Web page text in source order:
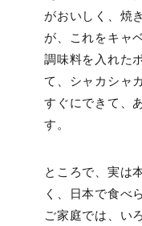
がおいしく、焼
が、これをキャ
調味料を入れた
て、シャカシャ
すぐにできて、
す。
ところで、実は
く、日本で食べ
ご家庭では、い